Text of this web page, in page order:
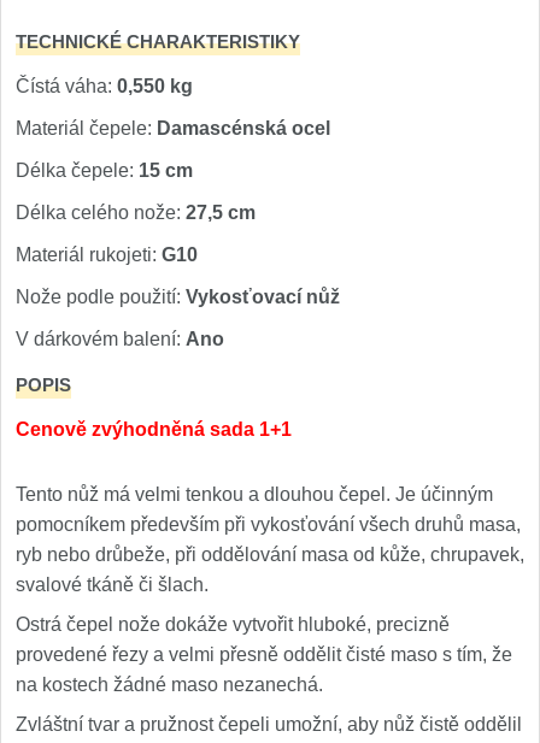
TECHNICKÉ CHARAKTERISTIKY
Čístá váha: 0,550 kg
Materiál čepele: Damascénská ocel
Délka čepele: 15 cm
Délka celého nože: 27,5 cm
Materiál rukojeti: G10
Nože podle použití: Vykosťovací nůž
V dárkovém balení: Ano
POPIS
Cenově zvýhodněná sada 1+1
Tento nůž má velmi tenkou a dlouhou čepel. Je účinným
pomocníkem především při vykosťování všech druhů masa,
ryb nebo drůbeže, při oddělování masa od kůže, chrupavek,
svalové tkáně či šlach.
Ostrá čepel nože dokáže vytvořit hluboké, precizně
provedené řezy a velmi přesně oddělit čisté maso s tím, že
na kostech žádné maso nezanechá.
Zvláštní tvar a pružnost čepeli umožní, aby nůž čistě oddělil